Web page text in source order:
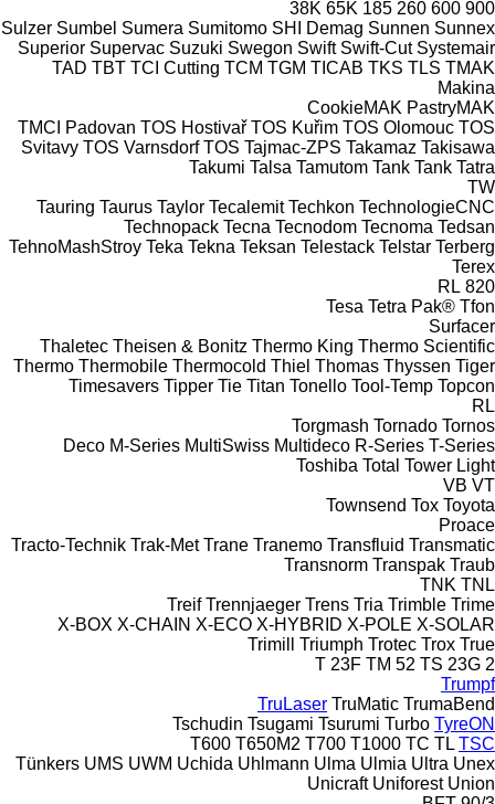
38K 65K 185 260 600 900
Sulzer Sumbel Sumera Sumitomo SHI Demag Sunnen Sunnex
Superior Supervac Suzuki Swegon Swift Swift-Cut Systemair
TAD TBT TCI Cutting TCM TGM TICAB TKS TLS TMAK
Makina
CookieMAK PastryMAK
TMCI Padovan TOS Hostivař TOS Kuřim TOS Olomouc TOS
Svitavy TOS Varnsdorf TOS Tajmac-ZPS Takamaz Takisawa
Takumi Talsa Tamutom Tank Tank Tatra
TW
Tauring Taurus Taylor Tecalemit Techkon TechnologieCNC
Technopack Tecna Tecnodom Tecnoma Tedsan
TehnoMashStroy Teka Tekna Teksan Telestack Telstar Terberg
Terex
820
RL
Tesa Tetra Pak® Tfon
Surfacer
Thaletec Theisen & Bonitz Thermo King Thermo Scientific
Thermo Thermobile Thermocold Thiel Thomas Thyssen Tiger
Timesavers Tipper Tie Titan Tonello Tool-Temp Topcon
RL
Torgmash Tornado Tornos
Deco M-Series MultiSwiss Multideco R-Series T-Series
Toshiba Total Tower Light
VB VT
Townsend Tox Toyota
Proace
Tracto-Technik Trak-Met Trane Tranemo Transfluid Transmatic
Transnorm Transpak Traub
TNK TNL
Treif Trennjaeger Trens Tria Trimble Trime
X-BOX X-CHAIN X-ECO X-HYBRID X-POLE X-SOLAR
Trimill
Triumph Trotec Trox True
T 23F TM 52 TS 23G 2
Trumpf
TruLaser TruMatic TrumaBend
Tschudin Tsugami Tsurumi Turbo TyreON
T600 T650M2 T700 T1000 TC TL TSC
Tünkers UMS UWM Uchida Uhlmann Ulma Ulmia Ultra Unex
Unicraft Uniforest Union